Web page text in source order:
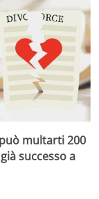
multarti 200
successo a